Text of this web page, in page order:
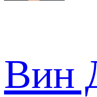
Вин